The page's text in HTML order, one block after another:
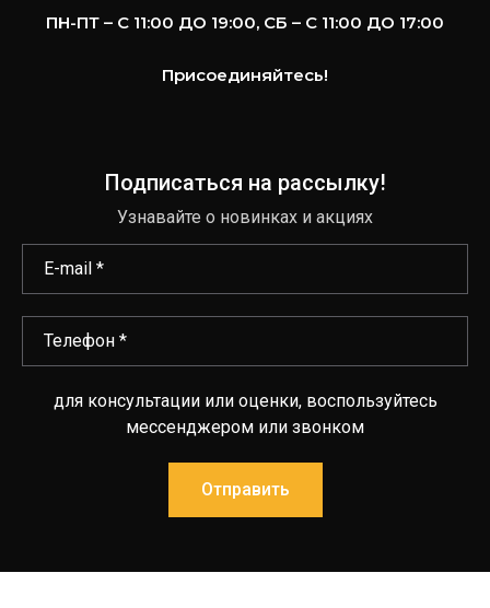
ПН-ПТ – С 11:00 ДО 19:00, СБ – С 11:00 ДО 17:00
Подписаться на рассылку!
Узнавайте о новинках и акциях
для консультации или оценки, воспользуйтесь
мессенджером или звонком
Отправить
Присоединяйтесь!